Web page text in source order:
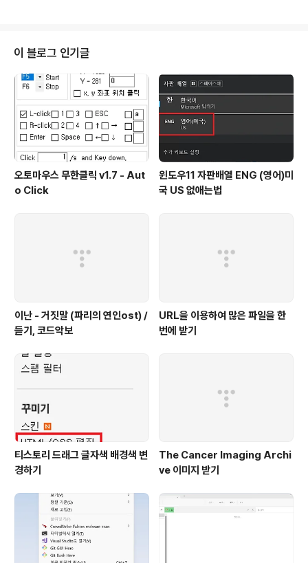
출될 시, 보안 상 문제가 될 수 있다. 그 외에도, 실제 JSP소스와, (또는 여러가
지 웹프문법) 클라이언트가 보는 소스..
이 블로그 인기글
오토마우스 무한클릭 v1.7 - Aut
o Click
윈도우11 자판배열 ENG (영어)미
국 US 없애는법
이난 - 거짓말 (파리의 연인ost) /
듣기, 코드악보
URL을 이용하여 많은 파일을 한
번에 받기
티스토리 드래그 글자색 배경색 변
경하기
The Cancer Imaging Archi
ve 이미지 받기